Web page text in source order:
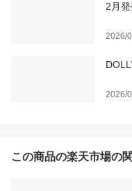
2月
2026/
2026/
この商品の楽天市場の